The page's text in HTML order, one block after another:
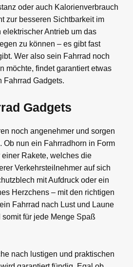
oder auch Kalorienverbrauch
zur besseren Sichtbarkeit im
elektrischer Antrieb um das
zu können – es gibt fast
Wer also sein Fahrrad noch
möchte, findet garantiert etwas
Fahrrad Gadgets.
Gadgets
noch angenehmer und sorgen
Ob nun ein Fahrradhorn in Form
Rakete, welches die
Verkehrsteilnehmer auf sich
mit Aufdruck oder ein
Herzchens – mit den richtigen
Fahrrad nach Lust und Laune
für jede Menge Spaß
nach lustigen und praktischen